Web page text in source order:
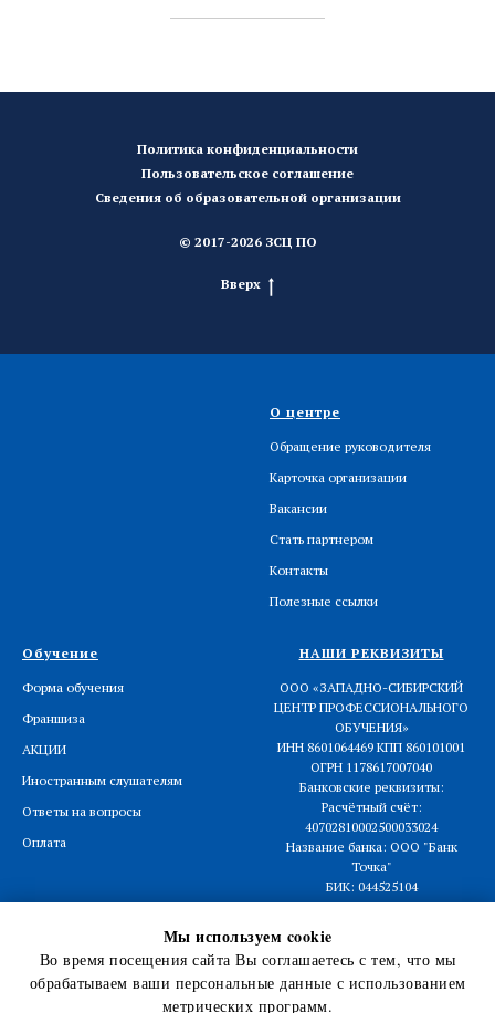
Мы используем cookie
Во время посещения сайта Вы соглашаетесь с тем, что мы
обрабатываем ваши персональные данные с использованием
метрических программ.
Политика конфиденциальности
Пользовательское соглашение
Сведения об образовательной организации
© 2017-2026 ЗСЦ ПО
Вверх
О центре
Обращение руководителя
Карточка организации
Вакансии
Стать партнером
Контакты
Полезные ссылки
Обучение
Форма обучения
Франшиза
АКЦИИ
Иностранным слушателям
Ответы на вопросы
Оплата
НАШИ РЕКВИЗИТЫ
ООО «ЗАПАДНО-СИБИРСКИЙ
ЦЕНТР ПРОФЕССИОНАЛЬНОГО
ОБУЧЕНИЯ»
ИНН 8601064469 КПП 860101001
ОГРН 1178617007040
Банковские реквизиты:
Расчётный счёт:
40702810002500033024
Название банка: ООО "Банк
Точка"
БИК: 044525104
Корреспондентский счёт:
Лицензия на образовательную деятельность серия № 3145 от
31.07.2018